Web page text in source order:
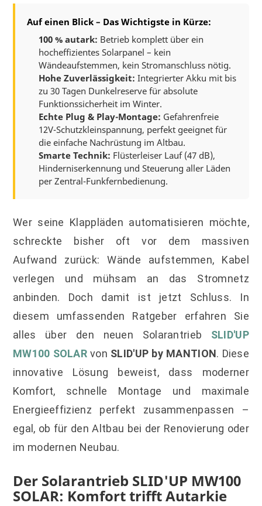
Auf einen Blick – Das Wichtigste in Kürze:
100 % autark: Betrieb komplett über ein
hocheffizientes Solarpanel – kein
Wändeaufstemmen, kein Stromanschluss nötig.
Hohe Zuverlässigkeit: Integrierter Akku mit bis
zu 30 Tagen Dunkelreserve für absolute
Funktionssicherheit im Winter.
Echte Plug & Play-Montage: Gefahrenfreie
12V-Schutzkleinspannung, perfekt geeignet für
die einfache Nachrüstung im Altbau.
Smarte Technik: Flüsterleiser Lauf (47 dB),
Hinderniserkennung und Steuerung aller Läden
per Zentral-Funkfernbedienung.
Wer seine Klappläden automatisieren möchte,
schreckte bisher oft vor dem massiven
Aufwand zurück: Wände aufstemmen, Kabel
verlegen und mühsam an das Stromnetz
anbinden. Doch damit ist jetzt Schluss. In
diesem umfassenden Ratgeber erfahren Sie
alles über den neuen Solarantrieb SLID'UP
MW100 SOLAR von SLID'UP by MANTION. Diese
innovative Lösung beweist, dass moderner
Komfort, schnelle Montage und maximale
Energieeffizienz perfekt zusammenpassen –
egal, ob für den Altbau bei der Renovierung oder
im modernen Neubau.
Der Solarantrieb SLID'UP MW100
SOLAR: Komfort trifft Autarkie